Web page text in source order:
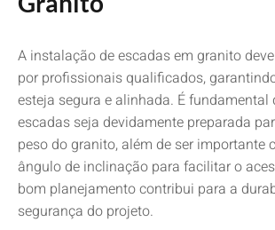
A instalação de escadas em granito
por profissionais qualificados,
esteja segura e alinhada. É fundamental
escadas seja devidamente preparada
peso do granito, além de ser importante
ângulo de inclinação para facilitar o
bom planejamento contribui para a
segurança do projeto.